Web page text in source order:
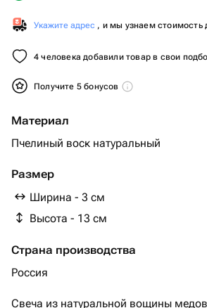
Укажите адрес , и мы узнаем стоимость
4 человека добавили товар в свои
Получите 5 бонусов
Материал
Пчелиный воск натуральный
Размер
Ширина - 3 см
Высота - 13 см
Страна производства
Россия
Свеча из натуральной вощины медовая - это не